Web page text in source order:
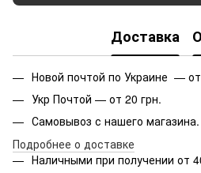
Доставка
Новой почтой по Украине — от
Укр Почтой — от 20 грн.
Самовывоз с нашего магазина.
Подробнее о доставке
Наличными при получении от